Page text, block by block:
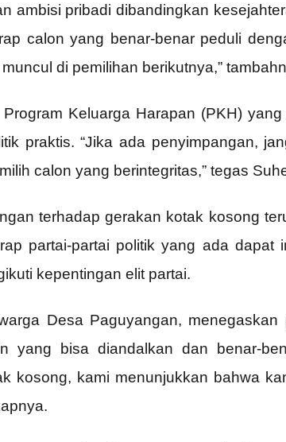
ambisi pribadi dibandingkan
calon yang benar-benar peduli
di pemilihan berikutnya,”
Keluarga Harapan (PKH)
praktis. “Jika ada penyimpangan,
calon yang berintegritas,” tegas
terhadap gerakan kotak kosong
partai-partai politik yang ada dapat
kepentingan elit partai.
Desa Paguyangan,
yang bisa diandalkan dan benar-
kosong, kami menunjukkan bahwa